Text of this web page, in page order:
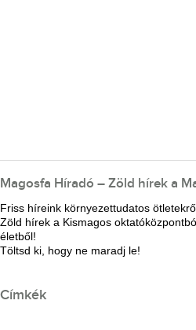
Magosfa Híradó – Zöld hírek a
Friss híreink környezettudatos
Zöld hírek a Kismagos
életből!
Töltsd ki, hogy ne maradj le!
Címkék